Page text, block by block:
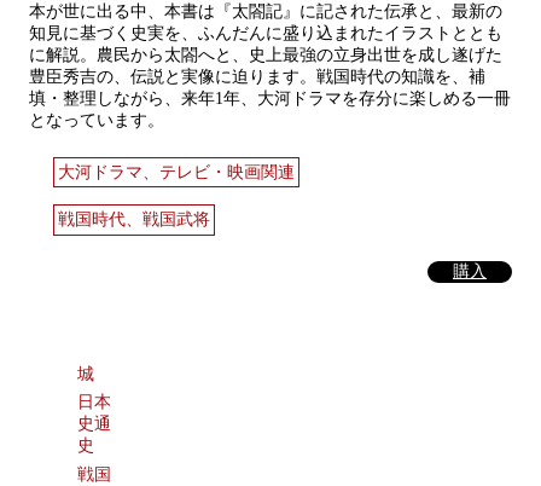
本が世に出る中、本書は『太閤記』に記された伝承と、最新の
知見に基づく史実を、ふんだんに盛り込まれたイラストととも
に解説。農民から太閤へと、史上最強の立身出世を成し遂げた
豊臣秀吉の、伝説と実像に迫ります。戦国時代の知識を、補
填・整理しながら、来年1年、大河ドラマを存分に楽しめる一冊
となっています。
大河ドラマ、テレビ・映画関連
戦国時代、戦国武将
購入
城
日本
史通
史
戦国